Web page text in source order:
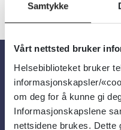
Samtykke
Vårt nettsted bruker
Helsebiblioteket bruker
informasjonskapsler/
om deg for å kunne gi
Informasjonskapslene
nettsidene brukes.
Om oss
Om Helsebiblioteket